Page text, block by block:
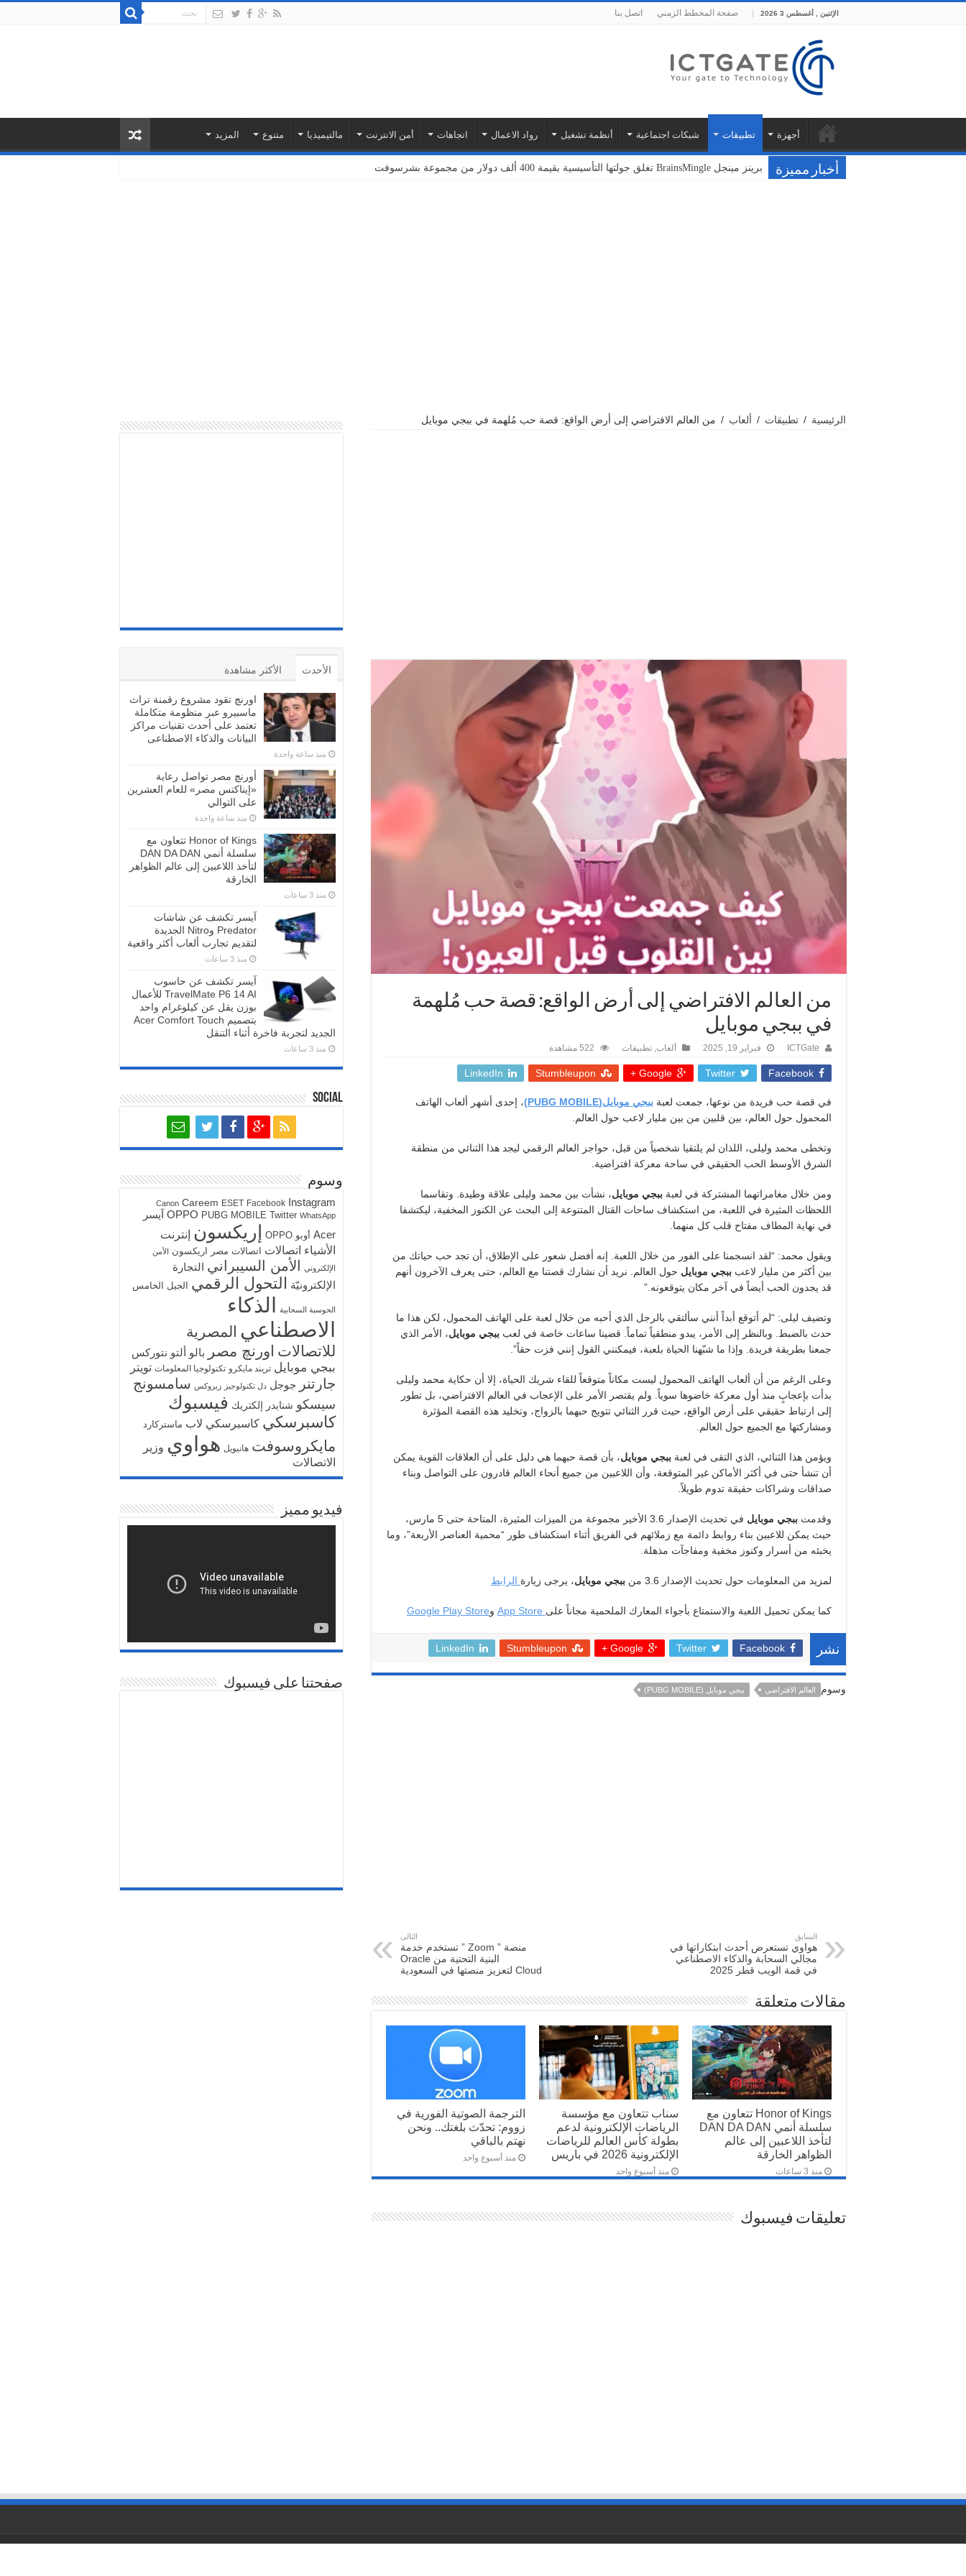
الإثنين , أغسطس 3 2026 صفحة المخطط الزمني اتصل بنا
أجهزة تطبيقات شبكات اجتماعية أنظمة تشغيل رواد الاعمال اتجاهات أمن الانترنت مالتيميديا متنوع المزيد
أخبار مميزة برينز مينجل BrainsMingle تغلق جولتها التأسيسية بقيمة 400 ألف دولار من مجموعة بشرسوفت
الرئيسية / تطبيقات / ألعاب / من العالم الافتراضي إلى أرض الواقع: قصة حب مُلهمة في ببجي موبايل
من العالم الافتراضي إلى أرض الواقع: قصة حب مُلهمة
في ببجي موبايل
ICTGate فبراير 19, 2025 ألعاب, تطبيقات 522 مشاهدة
Facebook
Twitter
Google +
Stumbleupon
LinkedIn
في قصة حب فريدة من نوعها، جمعت لعبة ببجي موبايل(
PUBG MOBILE) ، إحدى أشهر ألعاب الهاتف
المحمول حول العالم، بين قلبين من بين مليار لاعب حول العالم.
وتخطى محمد وليلى، اللذان لم يلتقيا شخصياً من قبل، حواجز العالم الرقمي ليجد هذا الثنائي من منطقة
الشرق الأوسط الحب الحقيقي في ساحة معركة افتراضية.
ومن خلال مغامراتهما المشتركة في لعبة ببجي موبايل، نشأت بين محمد وليلى علاقة وطيدة. وتقاسما
اللحظات المثيرة في اللعبة، من استكشاف ساحات القتال المتنوعة إلى البحث عن الكنوز المخفية، ليكتشفا
في نهاية المطاف مفتاح قلب كل منهما.
ويقول محمد: “لقد انسجمنا على الفور من خلال اللعبة. إنه أفضل شعور على الإطلاق، أن تجد حب حياتك من
بين أكثر من مليار لاعب ببجي موبايل حول العالم. نريد أن نشارك قصتنا مع العالم، حتى يعرف الآخرون أنهم
قد يجدون الحب أيضاً في آخر مكان يتوقعونه.”
وتضيف ليلى: “لم أتوقع أبداً أنني سألتقي بالرجل الذي أحبه من خلال لعبة على الهاتف المحمول، لكن هذا ما
حدث بالضبط. وبالنظر إلى الأمر، يبدو منطقياً تماماً. قضينا ساعات خاصة في لعب ببجي موبايل، الأمر الذي
جمعنا بطريقة فريدة. وإذا ما شبّهنا الحياة بلعبة، فيمكنني القول إنني فزت حقاً”.
وعلى الرغم من أن ألعاب الهاتف المحمول ليست مكاناً متوقعاً للقاء شريك الحياة، إلا أن حكاية محمد وليلى
بدأت بإعجابٍ منذ أول معركة خاضوها سوياً. ولم يقتصر الأمر على الإعجاب في العالم الافتراضي، بل تطور
إلى ارتباط حقيقي على أرض الواقع، حيث قرر الثنائي تتويج حبهما بالزواج، وتخليد هذه القصة المؤثرة
ومشاركتها مع الجميع حول العالم.
ويؤمن هذا الثنائي، الذي التقى في لعبة ببجي موبايل، بأن قصة حبهما هي دليل على أن العلاقات القوية يمكن
أن تنشأ حتى في أكثر الأماكن غير المتوقعة، وأن اللاعبين من جميع أنحاء العالم قادرون على التواصل وبناء
صداقات وشراكات حقيقة تدوم طويلاً.
وقدمت ببجي موبايل
في تحديث الإصدار 3.6 الأخير مجموعة من الميزات المثيرة، المتاحة حتى 5 مارس،
حيث يمكن للاعبين بناء روابط دائمة مع زملائهم في الفريق أثناء استكشاف طور “محمية العناصر الأربعة”، وما
يخبئه من أسرار وكنوز مخفية ومفاجآت مذهلة.
لمزيد من المعلومات حول تحديث الإصدار 3.6 من ببجي موبايل، يرجى زيارة الرابط
كما يمكن تحميل اللعبة والاستمتاع بأجواء المعارك الملحمية مجاناً على App Store وGoogle Play Store
نشر Facebook
Twitter
Google +
Stumbleupon
LinkedIn
وسوم العالم الافتراضي ببجي موبايل (PUBG MOBILE)
السابق
هواوي تستعرض أحدث ابتكاراتها في
مجالي السحابة والذكاء الاصطناعي
في قمة الويب قطر 2025
التالى
منصة ” Zoom ” تستخدم خدمة
البنية التحتية من Oracle
Cloud لتعزيز منصتها في السعودية
مقالات متعلقة
Honor of Kings تتعاون مع
سلسلة أنمي DAN DA DAN
لتأخذ اللاعبين إلى عالم
الظواهر الخارقة
منذ 3 ساعات
سناب تتعاون مع مؤسسة
الرياضات الإلكترونية لدعم
بطولة كأس العالم للرياضات
الإلكترونية 2026 في باريس
منذ أسبوع واحد
الترجمة الصوتية الفورية في
زووم: تحدّث بلغتك.. ونحن
نهتم بالباقي
منذ أسبوع واحد
تعليقات فيسبوك
الأحدث الأكثر مشاهدة
اورنچ تقود مشروع رقمنة تراث
ماسبيرو عبر منظومة متكاملة
تعتمد على أحدث تقنيات مراكز
البيانات والذكاء الاصطناعى
منذ ساعة واحدة
أورنچ مصر تواصل رعاية
«إيناكتس مصر» للعام العشرين
على التوالي
منذ ساعة واحدة
Honor of Kings تتعاون مع
سلسلة أنمي DAN DA DAN
لتأخذ اللاعبين إلى عالم الظواهر
الخارقة
منذ 3 ساعات
آيسر تكشف عن شاشات
Predator وNitro الجديدة
لتقديم تجارب ألعاب أكثر واقعية
منذ 3 ساعات
آيسر تكشف عن حاسوب
TravelMate P6 14 AI للأعمال
بوزن يقل عن كيلوغرام واحد
بتصميم Acer Comfort Touch
الجديد لتجربة فاخرة أثناء التنقل
منذ 3 ساعات
Social
وسوم
Canon Careem ESET Facebook Instagram
OPPO PUBG MOBILE Twitter WhatsApp
آيسر
Acer أوبو OPPO إريكسون إنترنت
الأشياء اتصالات اتصالات مصر اريكسون الأمن
الإلكتروني الأمن السيبراني التجارة
الإلكترونيّة التحول الرقمي الجيل الخامس
الحوسبة السحابية الذكاء
الاصطناعي المصرية
للاتصالات اورنچ مصر بالو ألتو نتوركس
ببجي موبايل تريند مايكرو تكنولوجيا المعلومات تويتر
جارتنر جوجل دل تكنولوجيز زيروكس سامسونج
سيسكو شنايدر إلكتريك فيسبوك
كاسبرسكي كاسبرسكي لاب ماستركارد
مايكروسوفت هانيويل هواوي وزير
الاتصالات
فيديو مميز
صفحتنا على فيسبوك